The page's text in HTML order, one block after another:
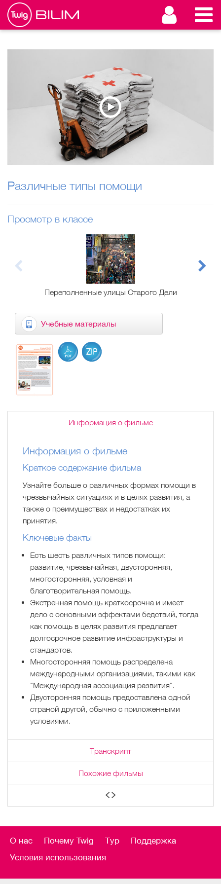
Различные типы помощи
Просмотр в классе
Переполненные улицы Старого Дели
Учебные материалы
Информация о фильме
Информация о фильме
Краткое содержание фильма
Узнайте больше о различных формах помощи в
чрезвычайных ситуациях и в целях развития, а
также о преимуществах и недостатках их
принятия.
Ключевые факты
Есть шесть различных типов помощи:
развитие, чрезвычайная, двусторонняя,
многосторонняя, условная и
благотворительная помощь.
Экстренная помощь краткосрочна и имеет
дело с основными эффектами бедствий, тогда
как помощь в целях развития предлагает
долгосрочное развитие инфраструктуры и
стандартов.
Многосторонняя помощь распределена
международными организациями, такими как
"Международная ассоциация развития".
Двусторонняя помощь предоставлена одной
страной другой, обычно с приложенными
условиями.
Транскрипт
Похожие фильмы
О нас Почему Twig Тур
Поддержка
Условия использования